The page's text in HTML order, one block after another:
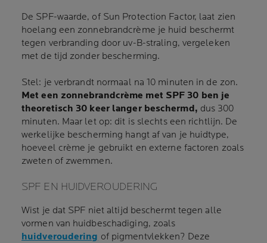
De SPF-waarde, of Sun Protection Factor, laat zien
hoelang een zonnebrandcrème je huid beschermt
tegen verbranding door uv-B-straling, vergeleken
met de tijd zonder bescherming.
Stel: je verbrandt normaal na 10 minuten in de zon.
Met een zonnebrandcrème met SPF 30 ben je
theoretisch 30 keer langer beschermd, dus 300
minuten. Maar let op: dit is slechts een richtlijn. De
werkelijke bescherming hangt af van je huidtype,
hoeveel crème je gebruikt en externe factoren zoals
zweten of zwemmen.
SPF EN HUIDVEROUDERING
Wist je dat SPF niet altijd beschermt tegen alle
vormen van huidbeschadiging, zoals
huidveroudering of pigmentvlekken? Deze